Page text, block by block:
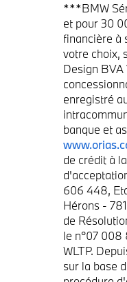
***BMW
et pour 30
financière à
votre choix,
Design
enregistré
banque et
de crédit à
606 448,
Hérons -
de
le n°07 008
WLTP.
sur la base